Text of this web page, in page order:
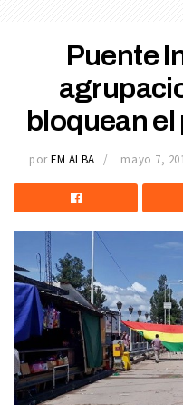
Puente
bloquean
por FM ALBA mayo 7,